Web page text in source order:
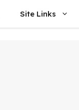
Site Links